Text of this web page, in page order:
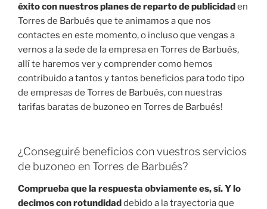
éxito con nuestros planes de reparto de publicidaden
Torres de Barbués que te animamos a que nos
contactes en este momento, o incluso que vengas a
vernos a la sede de la empresa en Torres de Barbués,
allí te haremos ver y comprender como hemos
contribuido a tantos y tantos beneficios para todo tipo
de empresas de Torres de Barbués, con nuestras
tarifas baratas de buzoneo en Torres de Barbués!
¿Conseguiré beneficios con vuestros servicios
de buzoneo en Torres de Barbués?
Comprueba que la respuesta obviamente es, sí. Y lo
decimos con rotundidaddebido a la trayectoria que